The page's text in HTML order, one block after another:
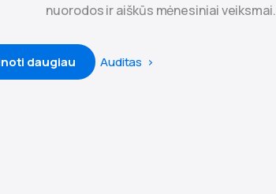
nuorodos ir aiškūs mėnesiniai veiksmai.
daugiau Auditas